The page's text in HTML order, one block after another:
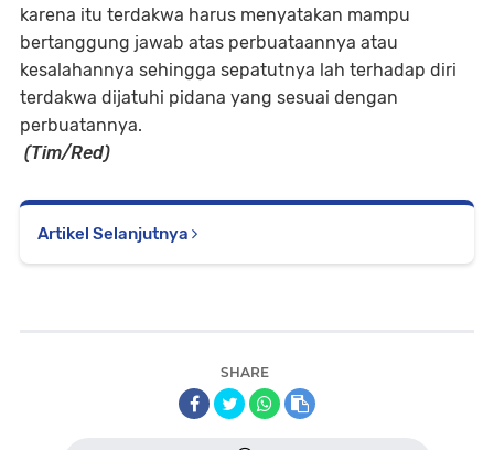
karena itu terdakwa harus menyatakan mampu
bertanggung jawab atas perbuataannya atau
kesalahannya sehingga sepatutnya lah terhadap diri
terdakwa dijatuhi pidana yang sesuai dengan
perbuatannya.
(Tim/Red)
Artikel Selanjutnya
SHARE